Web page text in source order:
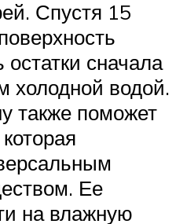
Спустя 15
сначала
холодной водой.
также поможет
Ее
на влажную